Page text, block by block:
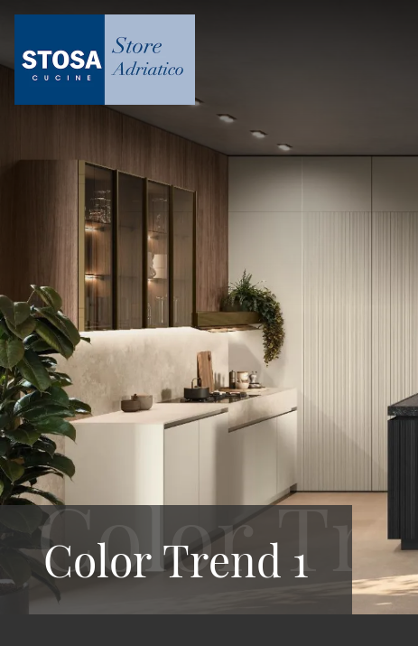
Color Trend 1